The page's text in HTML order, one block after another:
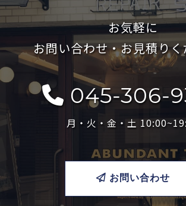
お気軽に
お問い合わせ・お見積りく
045-306-
月・火・金・土
お問い合わせ